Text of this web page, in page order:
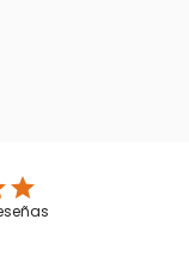
star